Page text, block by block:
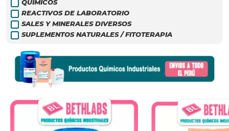
QUÍMICOS
REACTIVOS DE LABORATORIO
SALES Y MINERALES DIVERSOS
SUPLEMENTOS NATURALES / FITOTERAPIA